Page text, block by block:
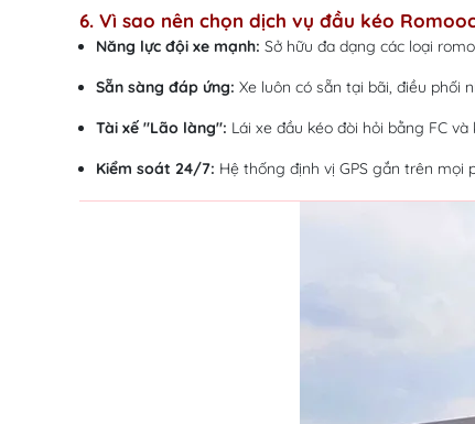
6. Vì sao nên chọn dịch vụ đầu kéo
Năng lực đội xe mạnh: Sở hữu đa dạng các loại
Sẵn sàng đáp ứng: Xe luôn có sẵn tại bãi, điều phối
Tài xế "Lão làng": Lái xe đầu kéo đòi hỏi bằng FC
Kiểm soát 24/7: Hệ thống định vị GPS gắn trên